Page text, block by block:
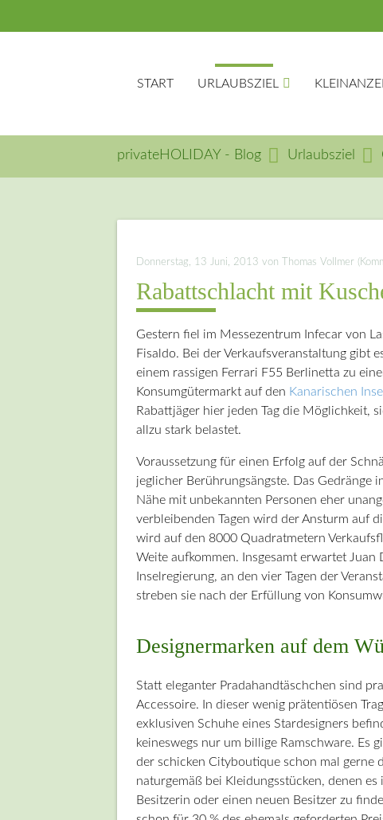
START URLAUBSZIEL
privateHOLIDAY - Blog Urlaubsziel
Donnerstag, 13 Juni, 2013 von Thomas Vollmer
Rabattschlacht mit
Gestern fiel im Messezentrum Infecar von
Fisaldo. Bei der Verkaufsveranstaltung gibt
einem rassigen Ferrari F55 Berlinetta zu
Konsumgütermarkt auf den Kanarischen
Rabattjäger hier jeden Tag die Möglichkeit,
allzu stark belastet.
Voraussetzung für einen Erfolg auf der
jeglicher Berührungsängste. Das Gedränge
Nähe mit unbekannten Personen eher
verbleibenden Tagen wird der Ansturm auf
wird auf den 8000 Quadratmetern
Weite aufkommen. Insgesamt erwartet
Inselregierung, an den vier Tagen der
streben sie nach der Erfüllung von
Designermarken auf dem
Statt eleganter Pradahandtäschchen sind
Accessoire. In dieser wenig prätentiösen
exklusiven Schuhe eines Stardesigners
keineswegs nur um billige Ramschware. Es
der schicken Cityboutique schon mal gerne
naturgemäß bei Kleidungsstücken, denen
Besitzerin oder einen neuen Besitzer zu